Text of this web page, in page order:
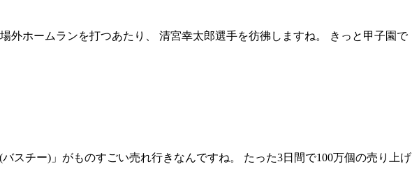
外ホームランを打つあたり、 清宮幸太郎選手を彷彿しますね。 きっと甲子園で
スチー)」がものすごい売れ行きなんですね。 たった3日間で100万個の売り上げ